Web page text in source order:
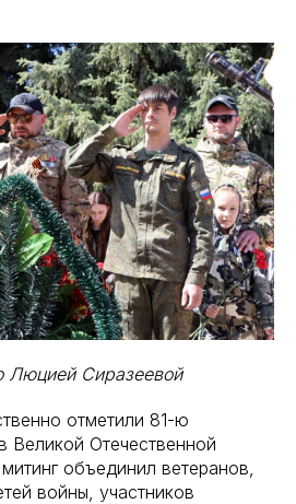
Люцией Сиразеевой
отметили 81-ю
Отечественной
объединил ветеранов,
войны, участников